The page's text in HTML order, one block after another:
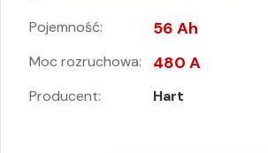
Pojemność: 56 Ah
Moc rozruchowa: 480 A
Producent: Hart